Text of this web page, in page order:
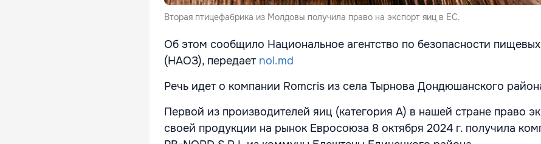
Вторая птицефабрика из Молдовы получила право на экспорт яиц в ЕС.
Об этом сообщило Национальное агентство по безопасности
(НАОЗ), передаетnoi.md
Речь идет о компании Romcris из села Тырнова Дондюшанского
Первой из производителей яиц (категория А) в нашей стране право
своей продукции на рынок Евросоюза 8 октября 2024 г. получила